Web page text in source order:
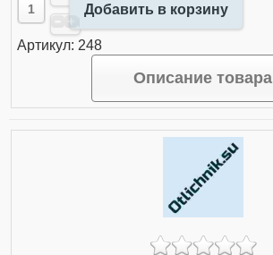
Добавить в корзину
Артикул: 248
Описание товара